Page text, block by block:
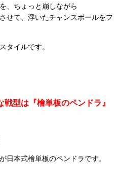
、ちょっと崩しながら
せて、浮いたチャンスボールをフ
タイルです。
型は『檜単板のペンドラ』
日本式檜単板のペンドラです。